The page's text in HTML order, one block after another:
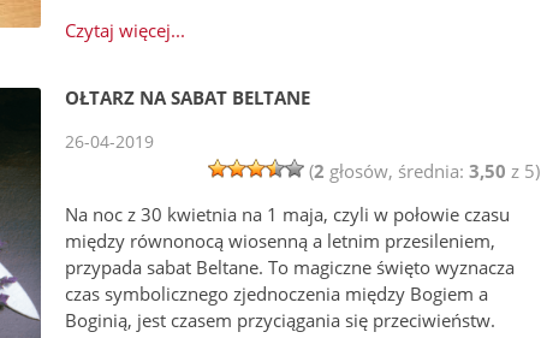
Czytaj więcej...
OŁTARZ NA SABAT BELTANE
26-04-2019
(2 głosów, średnia:3,50 z 5)
Na noc z 30 kwietnia na 1 maja, czyli w połowie czasu
między równonocą wiosenną a letnim przesileniem,
przypada sabat Beltane. To magiczne święto wyznacza
czas symbolicznego zjednoczenia między Bogiem a
Boginią, jest czasem przyciągania się przeciwieństw.